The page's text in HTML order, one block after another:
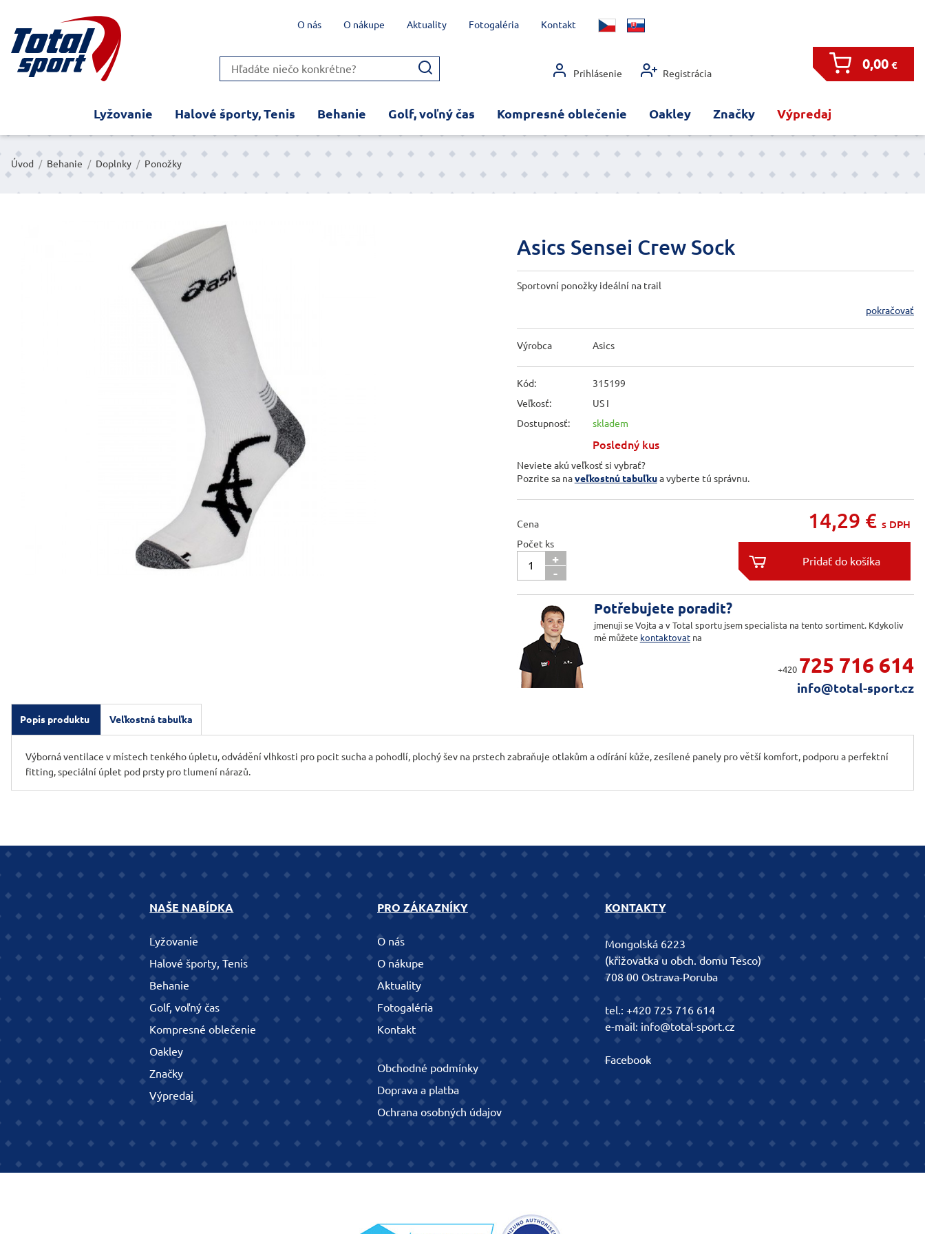
Prihlásenie Registrácia
0,00€
Lyžovanie Halové športy, Tenis Behanie Golf, voľný čas Kompresné oblečenie Oakley Značky Výpredaj
O nás O nákupe Aktuality Fotogaléria Kontakt
Úvod / Behanie / Doplnky / Ponožky
Asics Sensei Crew Sock
Sportovní ponožky ideální na trail
pokračovať
Výrobca Asics
Kód:
315199
Veľkosť:
US I
Dostupnosť:
skladem
Posledný kus
Neviete akú veľkosť si vybrať?
Pozrite sa naveľkostnú tabuľkua vyberte tú správnu.
Cena 14,29 € s DPH
Počet ks
+
-


Potřebujete poradit?
jmenuji se Vojta a v Total sportu jsem specialista na tento sortiment. Kdykoliv
mě můžete kontaktovatna
+420 725 716 614
info@total-sport.cz
Popis produktu Veľkostná tabuľka
Výborná ventilace v místech tenkého úpletu, odvádění vlhkosti pro pocit sucha a pohodlí, plochý šev na prstech zabraňuje otlakům a odírání kůže, zesílené panely pro větší komfort, podporu a perfektní
fitting, speciální úplet pod prsty pro tlumení nárazů.
NAŠE NABÍDKA
Lyžovanie
Halové športy, Tenis
Behanie
Golf, voľný čas
Kompresné oblečenie
Oakley
Značky
Výpredaj
PRO ZÁKAZNÍKY
O nás
O nákupe
Aktuality
Fotogaléria
Kontakt
Obchodné podmínky
Doprava a platba
Ochrana osobných údajov
KONTAKTY
Mongolská 6223
(křižovatka u obch. domu Tesco)
708 00 Ostrava-Poruba
tel.: +420 725 716 614
e-mail: info@total-sport.cz
Facebook